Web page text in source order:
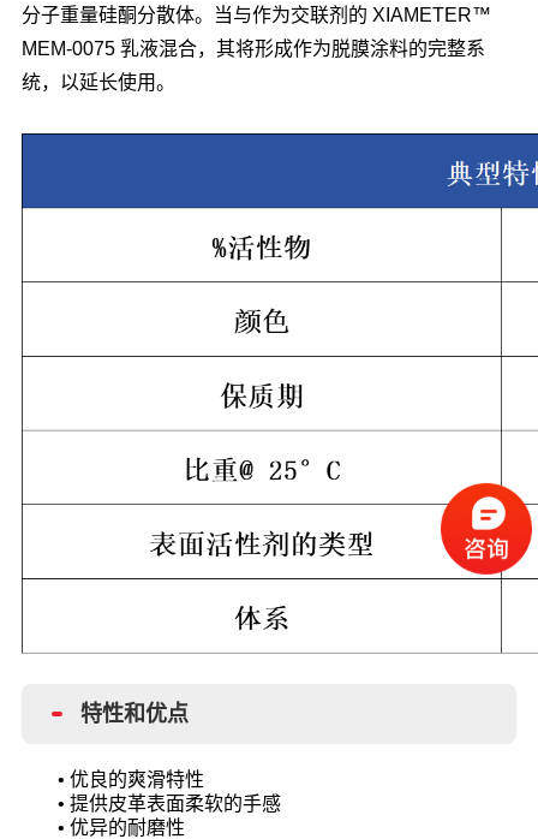
分子重量硅酮分散体。当与作为交联剂的 XIAMETER™
MEM-0075 乳液混合，其将形成作为脱膜涂料的完整系
统，以延长使用。
特性和优点
• 优良的爽滑特性
• 提供皮革表面柔软的手感
• 优异的耐磨性